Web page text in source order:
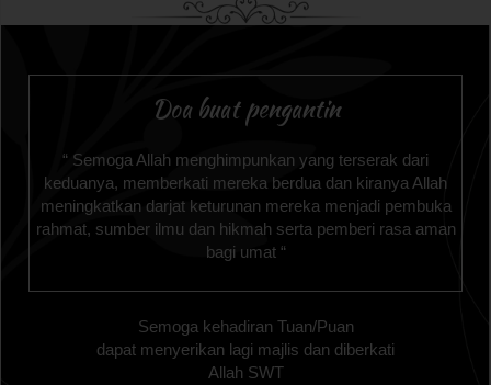
Doa buat pengantin
“ Semoga Allah menghimpunkan yang terserak dari
keduanya, memberkati mereka berdua dan kiranya Allah
meningkatkan darjat keturunan mereka menjadi pembuka
rahmat, sumber ilmu dan hikmah serta pemberi rasa aman
bagi umat “
Semoga kehadiran Tuan/Puan
dapat menyerikan lagi majlis dan diberkati
Allah SWT